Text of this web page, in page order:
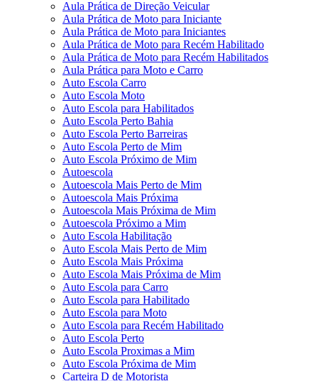
Aula Prática de Direção Veicular
Aula Prática de Moto para Iniciante
Aula Prática de Moto para Iniciantes
Aula Prática de Moto para Recém Habilitado
Aula Prática de Moto para Recém Habilitados
Aula Prática para Moto e Carro
Auto Escola Carro
Auto Escola Moto
Auto Escola para Habilitados
Auto Escola Perto Bahia
Auto Escola Perto Barreiras
Auto Escola Perto de Mim
Auto Escola Próximo de Mim
Autoescola
Autoescola Mais Perto de Mim
Autoescola Mais Próxima
Autoescola Mais Próxima de Mim
Autoescola Próximo a Mim
Auto Escola Habilitação
Auto Escola Mais Perto de Mim
Auto Escola Mais Próxima
Auto Escola Mais Próxima de Mim
Auto Escola para Carro
Auto Escola para Habilitado
Auto Escola para Moto
Auto Escola para Recém Habilitado
Auto Escola Perto
Auto Escola Proximas a Mim
Auto Escola Próxima de Mim
Carteira D de Motorista